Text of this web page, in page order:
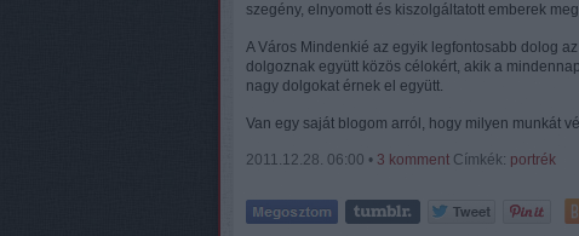
szegény, elnyomott és kiszolgáltatott emberek
A Város Mindenkié az egyik legfontosabb dolog
dolgoznak együtt közös célokért, akik a
nagy dolgokat érnek el együtt.
Van egy saját blogom arról, hogy milyen munkát
2011.12.28. 06:00 • 3 komment Címkék: portrék